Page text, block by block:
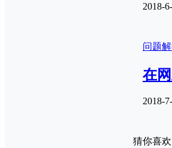
2018-
问题
在
2018-
猜你喜欢